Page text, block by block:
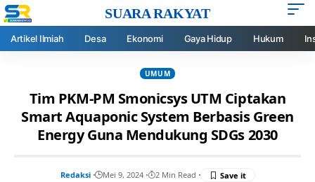
SUARA RAKYAT
Artikel Ilmiah Desa Ekonomi Gaya Hidup Hukum
UMUM
Tim PKM-PM Smonicsys UTM Ciptakan
Smart Aquaponic System Berbasis Green
Energy Guna Mendukung SDGs 2030
Redaksi Mei 9, 2024 2 Min Read